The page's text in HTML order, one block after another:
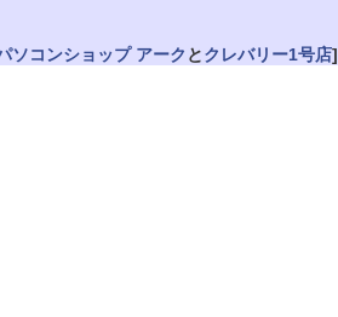
ソコンショップ アーク とクレバリー1号店]